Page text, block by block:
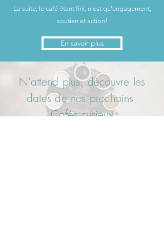
La suite, le café étant fini, n'est qu'engagement,
soutien et action!
En savoir plus
N'attend plus,découvre les
dates de nos prochains
Cafés curieux